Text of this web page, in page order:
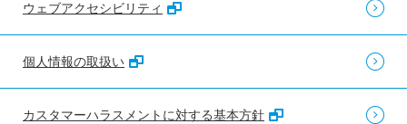
ウェブアクセシビリティ
個人情報の取扱い
カスタマーハラスメントに対する基本方針